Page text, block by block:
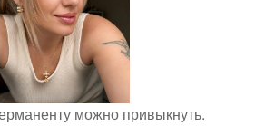
можно привыкнуть.